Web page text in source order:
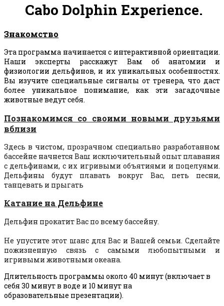
Cabo Dolphin Experience.
Знакомство
Эта программа начинается с интерактивной ориентации.
Наши эксперты расскажут Вам об анатомии и
физиологии дельфинов, и их уникальных особенностях.
Вы изучите специальные сигналы от тренера, что даст
более уникальное понимание, как эти загадочные
животные ведут себя.
Познакомимся со своими новыми друзьями
вблизи
Здесь в чистом, прозрачном специально разработанном
бассейне начнется Ваш исключительный опыт плавания
с дельфинами, с их игривыми объятиями и поцелуями.
Дельфины будут плавать вокруг Вас, петь песни,
танцевать и прыгать
Катание на Дельфине
Дельфин прокатит Вас по всему бассейну.
Не упустите этот шанс для Вас и Вашей семьи. Сделайте
пожизненную связь с самыми любопытными и
игривыми животными океана.
Длительность программы около 40 минут (включает в
себя 30 минут в воде и 10 минут на
образовательные презентации).